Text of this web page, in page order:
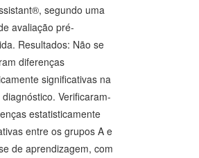
segundo uma
avaliação pré-
Resultados: Não se
diferenças
significativas na
Verificaram-
estatisticamente
entre os grupos A e
de aprendizagem, com